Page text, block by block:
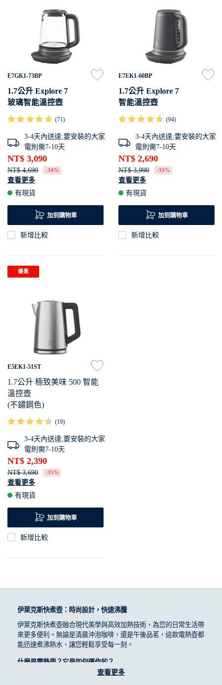
E7GK1-73BP
1.7公升 Explore 7
玻璃智能溫控壺
(71)
3-4天內送達;要安裝的大家
電則需7-10天
NT$ 3,090
NT$ 4,690 -34%
泡茶時可搭配不鏽鋼泡茶籃將
茶葉放置於壺中。
搭配玻璃盅，各式創意料理也
可在家輕鬆製作。
可因應泡茶、咖啡、或其他飲
品做不同溫度設定。
查看更多
有現貨
加到購物車
新增比較
E7EK1-60BP
1.7公升 Explore 7
智能溫控壺
(94)
3-4天內送達;要安裝的大家
電則需7-10天
NT$ 2,690
NT$ 3,990 -33%
七段溫控設置，可因應泡茶、
咖啡、或其他飲品做不同溫控
設定。
40分鐘保溫功能。
可輕鬆開蓋，方便注水及清
潔。
查看更多
有現貨
加到購物車
新增比較
優惠
E5EK1-51ST
1.7公升 極致美味 500 智能
溫控壺
(不鏽鋼色)
(19)
3-4天內送達;要安裝的大家
電則需7-10天
NT$ 2,390
NT$ 3,690 -35%
1.7 公升大容量，可沖製 12 杯
飲品。
精準溫控設定，可依照需求任
意選擇理想溫度。
螢幕即時顯示水溫
查看更多
有現貨
加到購物車
新增比較
伊萊克斯快煮壺：時尚設計，快速沸騰
伊萊克斯快煮壺融合現代美學與高效加熱技術，為您的日常生活帶
來更多便利。無論是清晨沖泡咖啡，還是午後品茗，這款電熱壺都
能迅速煮沸熱水，讓您輕鬆享受每一刻。
什麼是電熱壺？它是如何運作的？
電熱壺是一種利用電能快速加熱水的廚房家電。透過底部的加熱元
查看更多